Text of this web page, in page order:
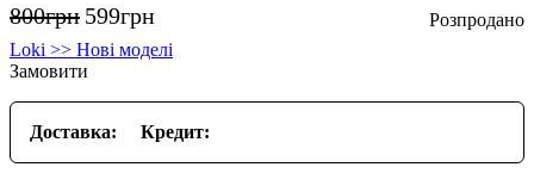
800грн 599грн
Loki >> Нові моделі
Замовити
Доставка: Кредит: